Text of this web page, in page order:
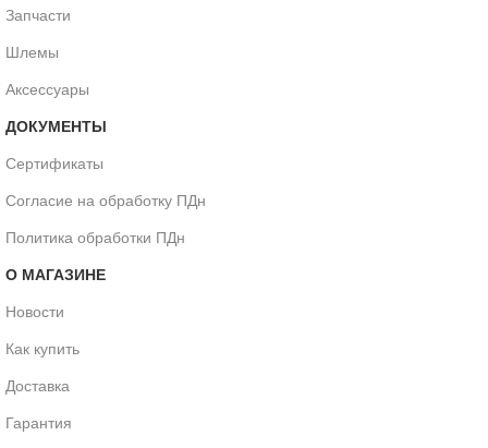
Запчасти
Шлемы
Аксессуары
ДОКУМЕНТЫ
Сертификаты
Согласие на обработку ПДн
Политика обработки ПДн
О МАГАЗИНЕ
Новости
Как купить
Доставка
Гарантия